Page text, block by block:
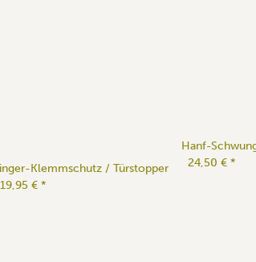
Klemmschutz / Türstopper
19,95 € *
Hanf-
24,50 € *